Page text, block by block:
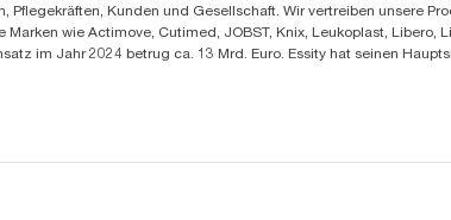
Kunden und Gesellschaft. Wir vertreiben unsere
wie Actimove, Cutimed, JOBST, Knix, Leukoplast, Libero,
im Jahr 2024 betrug ca. 13 Mrd. Euro. Essity hat seinen